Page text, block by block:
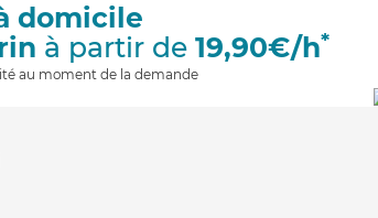
domicile
à partir de 19,90€/h*
au moment de la demande